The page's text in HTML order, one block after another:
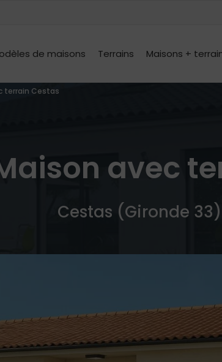
de maisons Terrains Maisons +
terrain Cestas
avec
Cestas (Gironde 33)